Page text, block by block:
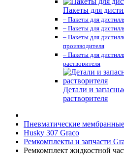
Пакеты для
– Пакеты для
– Пакеты для
– Пакеты для
производителя
– Пакеты для
растворителя
Детали и
растворителя
Пневматические
Husky 307 Graco
Ремкомплекты и запчасти
Ремкомплект жидкостной